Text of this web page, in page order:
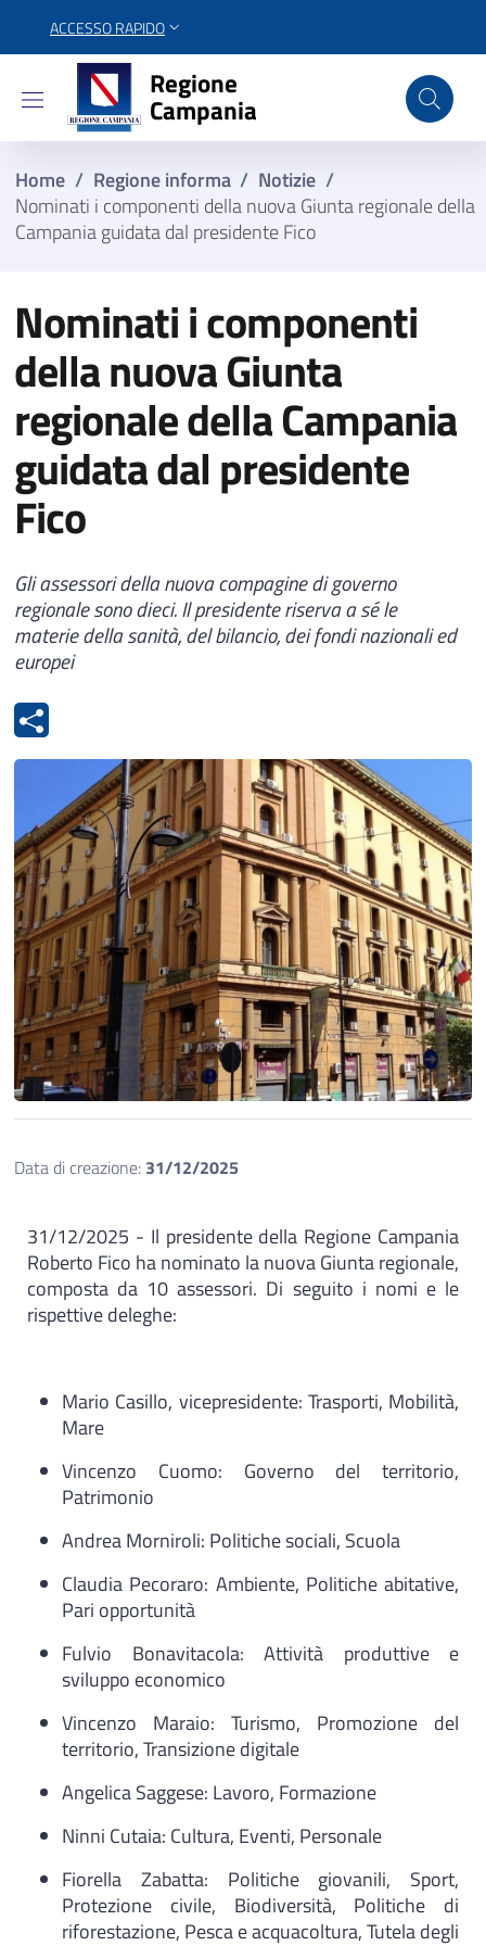
ACCESSO RAPIDO
Regione Campania
Regione
Campania
Home / Regione informa / Notizie /
Nominati i componenti della nuova Giunta regionale della
Campania guidata dal presidente Fico
Nominati i componenti
della nuova Giunta
regionale della Campania
guidata dal presidente
Fico
Gli assessori della nuova compagine di governo
regionale sono dieci. Il presidente riserva a sé le
materie della sanità, del bilancio, dei fondi nazionali ed
europei
Data di creazione: 31/12/2025
31/12/2025 - Il presidente della Regione Campania
Roberto Fico ha nominato la nuova Giunta regionale,
composta da 10 assessori. Di seguito i nomi e le
rispettive deleghe:
Mario Casillo, vicepresidente: Trasporti, Mobilità,
Mare
Vincenzo Cuomo: Governo del territorio,
Patrimonio
Andrea Morniroli: Politiche sociali, Scuola
Claudia Pecoraro: Ambiente, Politiche abitative,
Pari opportunità
Fulvio Bonavitacola: Attività produttive e
sviluppo economico
Vincenzo Maraio: Turismo, Promozione del
territorio, Transizione digitale
Angelica Saggese: Lavoro, Formazione
Ninni Cutaia: Cultura, Eventi, Personale
Fiorella Zabatta: Politiche giovanili, Sport,
Protezione civile, Biodiversità, Politiche di
riforestazione, Pesca e acquacoltura, Tutela degli